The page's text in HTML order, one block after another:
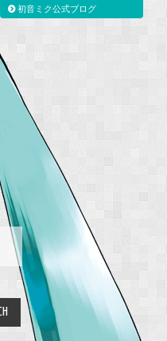
初音ミク公式ブログ